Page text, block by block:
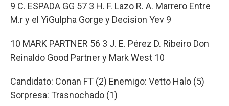
9 C. ESPADA GG 57 3 H. F. Lazo R. A. Marrero Entre
M.r y el YiGulpha Gorge y Decision Yev 9
10 MARK PARTNER 56 3 J. E. Pérez D. Ribeiro Don
Reinaldo Good Partner y Mark West 10
Candidato: Conan FT (2) Enemigo: Vetto Halo (5)
Sorpresa: Trasnochado (1)